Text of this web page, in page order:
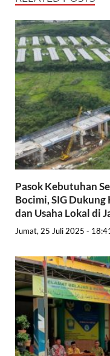
Pasok Kebutuhan
Bocimi, SIG
dan Usaha Lokal di
Jumat, 25 Juli 2025 - 18:41